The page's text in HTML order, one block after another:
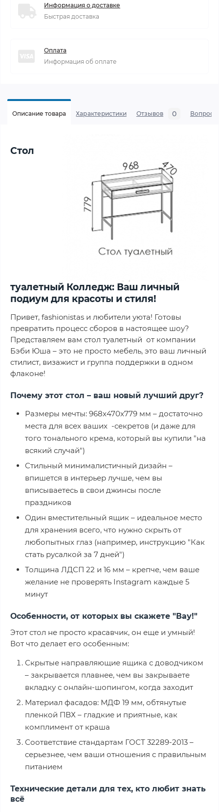
Информация о доставке
Быстрая доставка
Оплата
Информация об оплате
Описание товара Характеристики Отзывов 0 Вопросы
Стол
туалетный Колледж: Ваш личный
подиум для красоты и стиля!
Привет, fashionistas и любители уюта! Готовы
превратить процесс сборов в настоящее шоу?
Представляем вам стол туалетный от компании
Бэби Юша – это не просто мебель, это ваш личный
стилист, визажист и группа поддержки в одном
флаконе!
Почему этот стол – ваш новый лучший друг?
Размеры мечты: 968x470x779 мм – достаточно
места для всех ваших -секретов (и даже для
того тонального крема, который вы купили "на
всякий случай")
Стильный минималистичный дизайн –
впишется в интерьер лучше, чем вы
вписываетесь в свои джинсы после
праздников
Один вместительный ящик – идеальное место
для хранения всего, что нужно скрыть от
любопытных глаз (например, инструкцию "Как
стать русалкой за 7 дней")
Толщина ЛДСП 22 и 16 мм – крепче, чем ваше
желание не проверять Instagram каждые 5
минут
Особенности, от которых вы скажете "Вау!"
Этот стол не просто красавчик, он еще и умный!
Вот что делает его особенным:
Скрытые направляющие ящика с доводчиком
– закрывается плавнее, чем вы закрываете
вкладку с онлайн-шопингом, когда заходит
Материал фасадов: МДФ 19 мм, обтянутые
пленкой ПВХ – гладкие и приятные, как
комплимент от краша
Соответствие стандартам ГОСТ 32289-2013 –
серьезнее, чем ваши отношения с правильным
питанием
Технические детали для тех, кто любит знать
всё